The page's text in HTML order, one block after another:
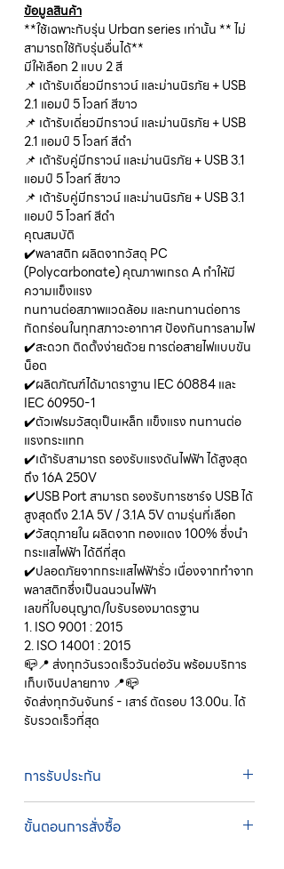
ข้อมูลสินค้า
**ใช้เฉพาะกับรุ่น Urban series เท่านั้น ** ไม่
สามารถใช้กับรุ่นอื่นได้**
มีให้เลือก 2 แบบ 2 สี
📌 เต้ารับเดี่ยวมีกราวน์ และม่านนิรภัย + USB
2.1 แอมป์ 5 โวลท์ สีขาว
📌 เต้ารับเดี่ยวมีกราวน์ และม่านนิรภัย + USB
2.1 แอมป์ 5 โวลท์ สีดำ
📌 เต้ารับคู่มีกราวน์ และม่านนิรภัย + USB 3.1
แอมป์ 5 โวลท์ สีขาว
📌 เต้ารับคู่มีกราวน์ และม่านนิรภัย + USB 3.1
แอมป์ 5 โวลท์ สีดำ
คุณสมบัติ
✔️พลาสติก ผลิตจากวัสดุ PC
(Polycarbonate) คุณภาพเกรด A ทำให้มี
ความแข็งแรง
ทนทานต่อสภาพแวดล้อม และทนทานต่อการ
กัดกร่อนในทุกสภาวะอากาศ ป้องกันการลามไฟ
✔️สะดวก ติดตั้งง่ายด้วย การต่อสายไฟแบบขัน
น็อต
✔️ผลิตภัณฑ์ได้มาตราฐาน IEC 60884 และ
IEC 60950-1
✔️ตัวเฟรมวัสดุเป็นเหล็ก แข็งแรง ทนทานต่อ
แรงกระแทก
✔️เต้ารับสามารถ รองรับแรงดันไฟฟ้า ได้สูงสุด
ถึง 16A 250V
✔️USB Port สามารถ รองรับการชาร์จ USB ได้
สูงสุดถึง 2.1A 5V / 3.1A 5V ตามรุ่นที่เลือก
✔️วัสดุภายใน ผลิตจาก ทองแดง 100% ซึ่งนำ
กระแสไฟฟ้า ได้ดีที่สุด
✔️ปลอดภัยจากกระแสไฟฟ้ารั่ว เนื่องจากทำจาก
พลาสติกซึ่งเป็นฉนวนไฟฟ้า
เลขที่ใบอนุญาต/ใบรับรองมาตรฐาน
1. ISO 9001 : 2015
2. ISO 14001 : 2015
📪📍 ส่งทุกวันรวดเร็ววันต่อวัน พร้อมบริการ
เก็บเงินปลายทาง 📍📪
จัดส่งทุกวันจันทร์ - เสาร์ ตัดรอบ 13.00น. ได้
รับรวดเร็วที่สุด
การรับประกัน
ขั้นตอนการสั่งซื้อ